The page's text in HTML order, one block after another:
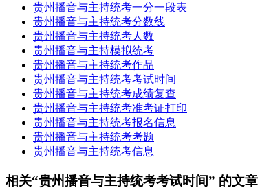
贵州播音与主持统考一分一段表
贵州播音与主持统考分数线
贵州播音与主持统考人数
贵州播音与主持模拟统考
贵州播音与主持统考作品
贵州播音与主持统考考试时间
贵州播音与主持统考成绩复查
贵州播音与主持统考准考证打印
贵州播音与主持统考报名信息
贵州播音与主持统考考题
贵州播音与主持统考信息
相关“贵州播音与主持统考考试时间” 的文章